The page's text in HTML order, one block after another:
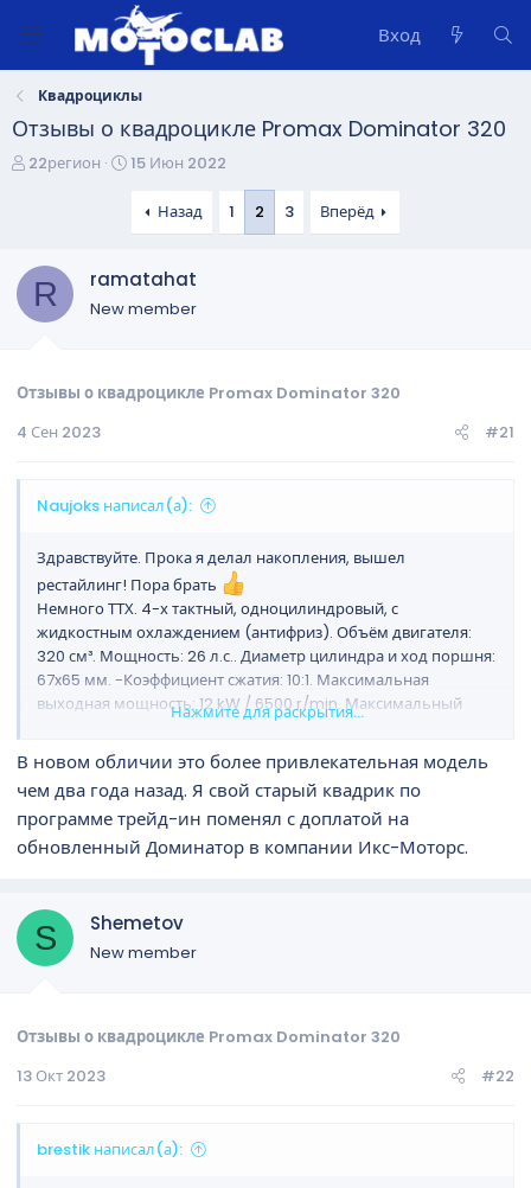
Вход
Квадроциклы
Отзывы о квадроцикле Promax Dominator 320
А
м
22регион
Д
а
а
ч
15 Июн 2022
Назад 1 2 3 Вперёд
R ramatahat
New member
Отзывы о квадроцикле Promax Dominator 320
4 Сен 2023
#21
Naujoks написал(а):
Здравствуйте. Прока я делал накопления, вышел
рестайлинг! Пора брать
Немного ТТХ. 4-х тактный, одноцилиндровый, с
жидкостным охлаждением (антифриз). Объём двигателя:
320 см³. Мощность: 26 л.с.. Диаметр цилиндра и ход поршня:
67x65 мм. -Коэффициент сжатия: 10:1. Максимальная
выходная мощность: 12 kW / 6500 r/min. Максимальный
крутящий момент: 17.5 N.m / 5500/min. Зажигание:
спортивный блок CDI без ограничения по оборотам.
Электрический стартер (запуск с кнопки на руле).
Сцепление: механическое (как на мотоцикле). Коробка
передач: 5-ступенчатая (четыре передачи переднего хода и
одна передача заднего хода, плюс нейтральная передача).
Колёсная база: 1,180 мм. Передние колёса: 960 мм. Задние
колёса: 780 мм. Высота сиденья: 890 мм. Объем топливного
бака: 7.8 л., металлический. Вес: 220 кг. Передние и задние
передняя: независимая на двойных поперечных рычагах с
подвеска: усиленная маятниковая с регулируемым
х лет!
Нажмите для раскрытия...
В новом обличии это более привлекательная модель
чем два года назад. Я свой старый квадрик по
программе трейд-ин поменял с доплатой на
обновленный Доминатор в компании Икс-Моторс.
S Shemetov
New member
Отзывы о квадроцикле Promax Dominator 320
13 Окт 2023
#22
brestik написал(а):